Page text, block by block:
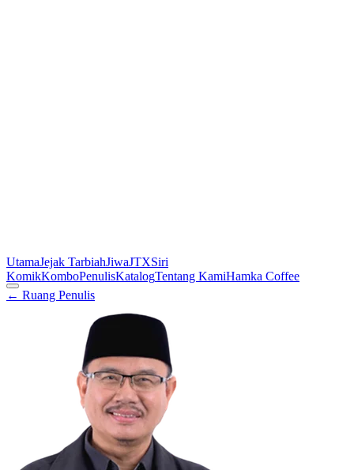
UtamaJejak TarbiahJiwaJTXSiri
KomikKomboPenulisKatalogTentang KamiHamka Coffee
← Ruang Penulis